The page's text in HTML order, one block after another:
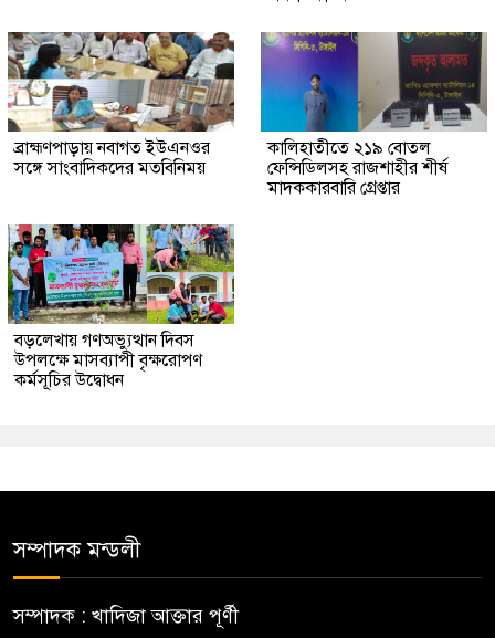
ব্রাহ্মণপাড়ায় নবাগত ইউএনওর
সঙ্গে সাংবাদিকদের মতবিনিময়
কালিহাতীতে ২১৯ বোতল
ফেন্সিডিলসহ রাজশাহীর শীর্ষ
মাদককারবারি গ্রেপ্তার
বড়লেখায় গণঅভ্যুত্থান দিবস
উপলক্ষে মাসব্যাপী বৃক্ষরোপণ
কর্মসূচির উদ্বোধন
সম্পাদক মন্ডলী
সম্পাদক : খাদিজা আক্তার পূর্ণী